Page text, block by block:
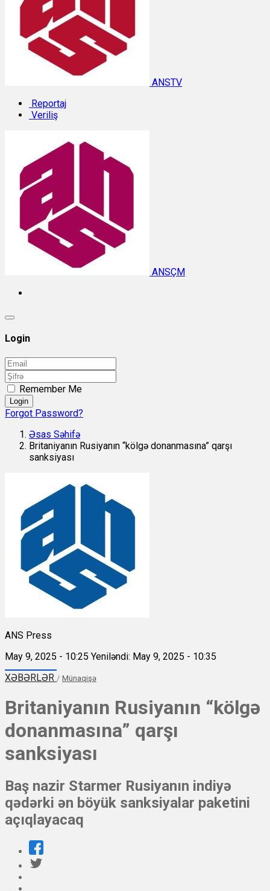
ANSTV
Reportaj
Veriliş
ANSÇM
Login
Remember Me
Login
Forgot Password?
Əsas Səhifə
Britaniyanın Rusiyanın “kölgə donanmasına” qarşı
sanksiyası
ANS Press
May 9, 2025 - 10:25 Yeniləndi: May 9, 2025 - 10:35
XƏBƏRLƏR / Münaqişə
Britaniyanın Rusiyanın “kölgə
donanmasına” qarşı
sanksiyası
Baş nazir Starmer Rusiyanın indiyə
qədərki ən böyük sanksiyalar paketini
açıqlayacaq